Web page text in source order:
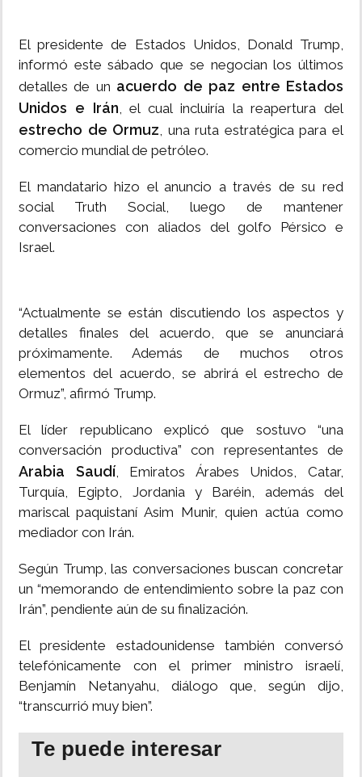
El presidente de Estados Unidos, Donald Trump,
informó este sábado que se negocian los últimos
detalles de un acuerdo de paz entre Estados
Unidos e Irán, el cual incluiría la reapertura del
estrecho de Ormuz, una ruta estratégica para el
comercio mundial de petróleo.
El mandatario hizo el anuncio a través de su red
social Truth Social, luego de mantener
conversaciones con aliados del golfo Pérsico e
Israel.
“Actualmente se están discutiendo los aspectos y
detalles finales del acuerdo, que se anunciará
próximamente. Además de muchos otros
elementos del acuerdo, se abrirá el estrecho de
Ormuz”, afirmó Trump.
El líder republicano explicó que sostuvo “una
conversación productiva” con representantes de
Arabia Saudí, Emiratos Árabes Unidos, Catar,
Turquía, Egipto, Jordania y Baréin, además del
mariscal paquistaní Asim Munir, quien actúa como
mediador con Irán.
Según Trump, las conversaciones buscan concretar
un “memorando de entendimiento sobre la paz con
Irán”, pendiente aún de su finalización.
El presidente estadounidense también conversó
telefónicamente con el primer ministro israelí,
Benjamín Netanyahu, diálogo que, según dijo,
“transcurrió muy bien”.
Te puede interesar